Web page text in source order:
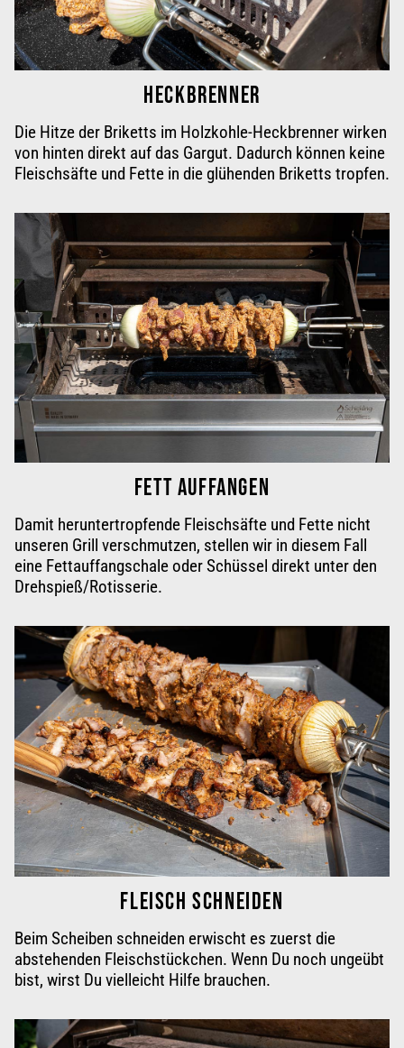
HECKBRENNER
Die Hitze der Briketts im Holzkohle-Heckbrennerwirken
von hinten direkt auf das Gargut. Dadurch können keine
Fleischsäfte und Fette in die glühenden Briketts tropfen.
FETT AUFFANGEN
Damit heruntertropfende Fleischsäfte und Fette nicht
unseren Grill verschmutzen, stellen wir in diesem Fall
eine Fettauffangschale oder Schüssel direkt unter den
Drehspieß/Rotisserie.
FLEISCH SCHNEIDEN
Beim Scheiben schneiden erwischt es zuerst die
abstehenden Fleischstückchen. Wenn Du noch ungeübt
bist, wirst Du vielleicht Hilfe brauchen.